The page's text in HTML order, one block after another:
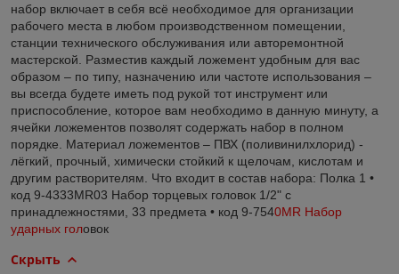
набор включает в себя всё необходимое для организации
рабочего места в любом производственном помещении,
станции технического обслуживания или авторемонтной
мастерской. Разместив каждый ложемент удобным для вас
образом – по типу, назначению или частоте использования –
вы всегда будете иметь под рукой тот инструмент или
приспособление, которое вам необходимо в данную минуту, а
ячейки ложементов позволят содержать набор в полном
порядке. Материал ложементов – ПВХ (поливинилхлорид) -
лёгкий, прочный, химически стойкий к щелочам, кислотам и
другим растворителям. Что входит в состав набора: Полка 1 •
код 9-4333MR03 Набор торцевых головок 1/2" с
принадлежностями, 33 предмета • код 9-7540MR Набор
ударных головок
Скрыть